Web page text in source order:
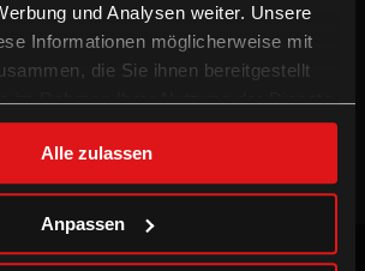
und Analysen weiter. Unsere
Informationen möglicherweise mit
die Sie ihnen bereitgestellt
im Rahmen Ihrer Nutzung der Dienste
Alle zulassen
Anpassen
Porträt
Jobs
CINEPLEXX APPS
common.update_cookies